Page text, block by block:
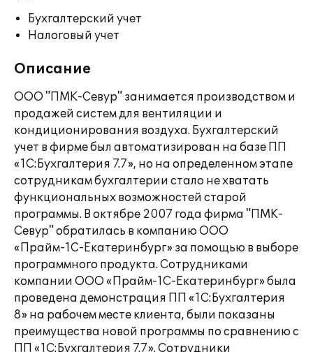
Бухгалтерский учет
Налоговый учет
Описание
ООО "ПМК-Севур" занимается производством и
продажей систем для вентиляции и
кондиционирования воздуха. Бухгалтерский
учет в фирме был автоматизирован на базе ПП
«1С:Бухгалтерия 7.7», но на определенном этапе
сотрудникам бухгалтерии стало не хватать
функциональных возможностей старой
программы. В октябре 2007 года фирма "ПМК-
Севур" обратилась в компанию ООО
«Прайм-1С-Екатеринбург» за помощью в выборе
программного продукта. Сотрудниками
компании ООО «Прайм-1С-Екатеринбург» была
проведена демонстрация ПП «1С:Бухгалтерия
8» на рабочем месте клиента, были показаны
преимущества новой программы по сравнению с
ПП «1С:Бухгалтерия 7.7». Сотрудники